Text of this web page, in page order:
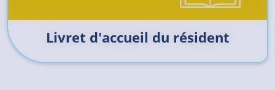
Livret d'accueil du résident